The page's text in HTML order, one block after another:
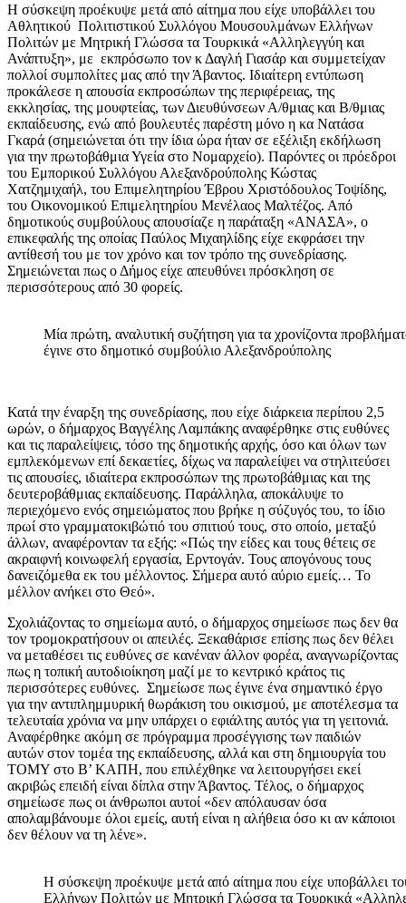
Η σύσκεψη προέκυψε μετά από αίτημα που είχε υποβάλλει του
Αθλητικού Πολιτιστικού Συλλόγου Μουσουλμάνων Ελλήνων
Πολιτών με Μητρική Γλώσσα τα Τουρκικά «Αλληλεγγύη και
Ανάπτυξη», με εκπρόσωπο τον κ Δαγλή Γιασάρ και συμμετείχαν
πολλοί συμπολίτες μας από την Άβαντος. Ιδιαίτερη εντύπωση
προκάλεσε η απουσία εκπροσώπων της περιφέρειας, της
εκκλησίας, της μουφτείας, των Διευθύνσεων Α/θμιας και Β/θμιας
εκπαίδευσης, ενώ από βουλευτές παρέστη μόνο η κα Νατάσα
Γκαρά (σημειώνεται ότι την ίδια ώρα ήταν σε εξέλιξη εκδήλωση
για την πρωτοβάθμια Υγεία στο Νομαρχείο). Παρόντες οι πρόεδροι
του Εμπορικού Συλλόγου Αλεξανδρούπολης Κώστας
Χατζημιχαήλ, του Επιμελητηρίου Έβρου Χριστόδουλος Τοψίδης,
του Οικονομικού Επιμελητηρίου Μενέλαος Μαλτέζος. Από
δημοτικούς συμβούλους απουσίαζε η παράταξη «ΑΝΑΣΑ», ο
επικεφαλής της οποίας Παύλος Μιχαηλίδης είχε εκφράσει την
αντίθεσή του με τον χρόνο και τον τρόπο της συνεδρίασης.
Σημειώνεται πως ο Δήμος είχε απευθύνει πρόσκληση σε
περισσότερους από 30 φορείς.
Μία πρώτη, αναλυτική συζήτηση για τα χρονίζοντα
έγινε στο δημοτικό συμβούλιο Αλεξανδρούπολης
Κατά την έναρξη της συνεδρίασης, που είχε διάρκεια περίπου 2,5
ωρών, ο δήμαρχος Βαγγέλης Λαμπάκης αναφέρθηκε στις ευθύνες
και τις παραλείψεις, τόσο της δημοτικής αρχής, όσο και όλων των
εμπλεκόμενων επί δεκαετίες, δίχως να παραλείψει να στηλιτεύσει
τις απουσίες, ιδιαίτερα εκπροσώπων της πρωτοβάθμιας και της
δευτεροβάθμιας εκπαίδευσης. Παράλληλα, αποκάλυψε το
περιεχόμενο ενός σημειώματος που βρήκε η σύζυγός του, το ίδιο
πρωί στο γραμματοκιβώτιό του σπιτιού τους, στο οποίο, μεταξύ
άλλων, αναφέρονταν τα εξής: «Πώς την είδες και τους θέτεις σε
ακραιφνή κοινωφελή εργασία, Ερντογάν. Τους απογόνους τους
δανειζόμεθα εκ του μέλλοντος. Σήμερα αυτό αύριο εμείς… Το
μέλλον ανήκει στο Θεό».
Σχολιάζοντας το σημείωμα αυτό, ο δήμαρχος σημείωσε πως δεν θα
τον τρομοκρατήσουν οι απειλές. Ξεκαθάρισε επίσης πως δεν θέλει
να μεταθέσει τις ευθύνες σε κανέναν άλλον φορέα, αναγνωρίζοντας
πως η τοπική αυτοδιοίκηση μαζί με το κεντρικό κράτος τις
περισσότερες ευθύνες. Σημείωσε πως έγινε ένα σημαντικό έργο
για την αντιπλημμυρική θωράκιση του οικισμού, με αποτέλεσμα τα
τελευταία χρόνια να μην υπάρχει ο εφιάλτης αυτός για τη γειτονιά.
Αναφέρθηκε ακόμη σε πρόγραμμα προσέγγισης των παιδιών
αυτών στον τομέα της εκπαίδευσης, αλλά και στη δημιουργία του
ΤΟΜΥ στο Β’ ΚΑΠΗ, που επιλέχθηκε να λειτουργήσει εκεί
ακριβώς επειδή είναι δίπλα στην Άβαντος. Τέλος, ο δήμαρχος
σημείωσε πως οι άνθρωποι αυτοί «δεν απόλαυσαν όσα
απολαμβάνουμε όλοι εμείς, αυτή είναι η αλήθεια όσο κι αν κάποιοι
δεν θέλουν να τη λένε».
Η σύσκεψη προέκυψε μετά από αίτημα που είχε υποβάλλει
Ελλήνων Πολιτών με Μητρική Γλώσσα τα Τουρκικά